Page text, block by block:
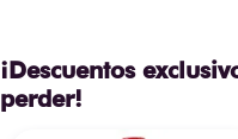
¡Descuentos
perder!